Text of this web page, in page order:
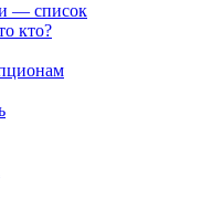
— список
кто?